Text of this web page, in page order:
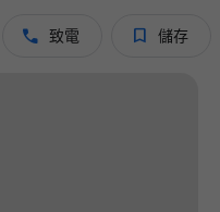
 致電  儲存